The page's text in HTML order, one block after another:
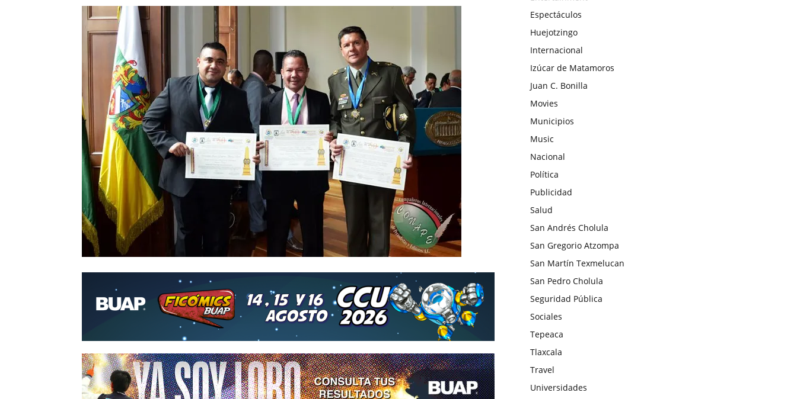
Espectáculos
Huejotzingo
Internacional
Izúcar de Matamoros
Juan C. Bonilla
Movies
Municipios
Music
Nacional
Política
Publicidad
Salud
San Andrés Cholula
San Gregorio Atzompa
San Martín Texmelucan
San Pedro Cholula
Seguridad Pública
Sociales
Tepeaca
Tlaxcala
Travel
Universidades